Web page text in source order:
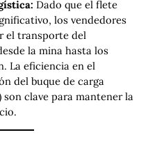
Dado que el flete
los vendedores
el transporte del
la mina hasta los
La eficiencia en el
del buque de carga
clave para mantener la